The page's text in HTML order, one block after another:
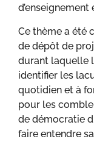
Ce thème a été
de dépôt de
durant laquelle
identifier les
quotidien et à
pour les
de démocratie
faire entendre